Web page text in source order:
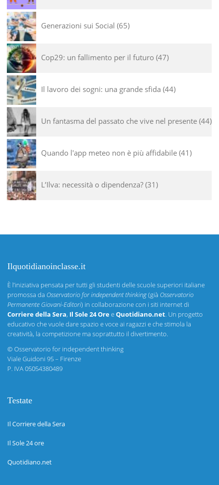
Generazioni sui Social 65
Cop29: un fallimento per il futuro 47
Il lavoro dei sogni: una grande sfida 44
Un fantasma del passato che vive nel presente 44
Quando l'app meteo non è più affidabile 41
L’Ilva: necessità o dipendenza? 31
Ilquotidianoinclasse.it
È l’iniziativa pensata per tutti gli studenti delle scuole superiori italiane
promossa da Osservatorio for independent thinking(già Osservatorio
Permanente Giovani-Editori) in collaborazione con i siti internet di
Corriere della Sera, Il Sole 24 OreeQuotidiano.net. Un progetto
educativo che vuole dare spazio e voce ai ragazzi e che stimola la
creatività, la competizione ma soprattutto il divertimento.
©Osservatorio for independent thinking
Viale Guidoni 95 – Firenze
P. IVA 05054380489
Testate
Il Corriere della Sera
Il Sole 24 ore
Quotidiano.net